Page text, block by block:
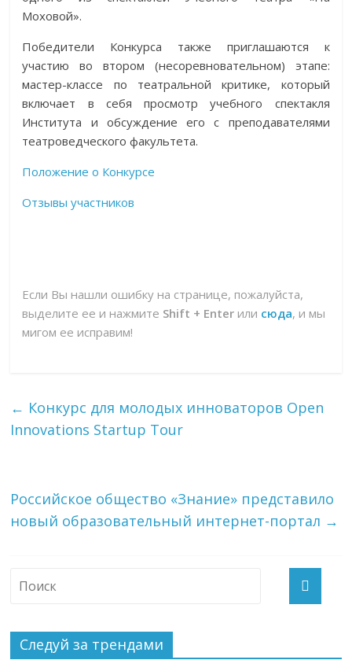
Моховой».
Победители Конкурса также приглашаются к
участию во втором (несоревновательном) этапе:
мастер-классе по театральной критике, который
включает в себя просмотр учебного спектакля
Института и обсуждение его с преподавателями
театроведческого факультета.
Положение о Конкурсе
Отзывы участников
Если Вы нашли ошибку на странице, пожалуйста,
выделите ее и нажмите Shift + Enter или сюда, и мы
мигом ее исправим!
← Конкурс для молодых инноваторов Open
Innovations Startup Tour
Российское общество «Знание» представило
новый образовательный интернет-портал →
Следуй за трендами